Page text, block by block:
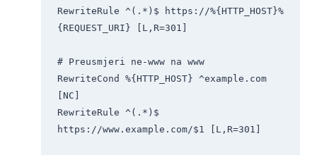
RewriteRule ^(.*)$ https://%{HTTP_HOST}%
{REQUEST_URI} [L,R=301]
# Preusmjeri ne-www na www
RewriteCond %{HTTP_HOST} ^example.com
[NC]
RewriteRule ^(.*)$
https://www.example.com/$1 [L,R=301]